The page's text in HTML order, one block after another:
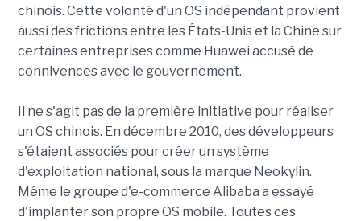
chinois. Cette volonté d'un OS indépendant provient
aussi des frictions entre les États-Unis et la Chine sur
certaines entreprises comme Huawei accusé de
connivences avec le gouvernement.
Il ne s'agit pas de la première initiative pour réaliser
un OS chinois. En décembre 2010, des développeurs
s'étaient associés pour créer un système
d'exploitation national, sous la marque Neokylin.
Même le groupe d'e-commerce Alibaba a essayé
d'implanter son propre OS mobile. Toutes ces